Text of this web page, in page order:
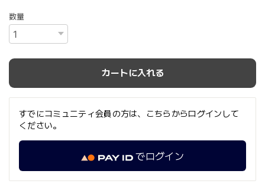
数量
カートに入れる
すでにコミュニティ会員の方は、こちらからログインして
ください。
でログイン